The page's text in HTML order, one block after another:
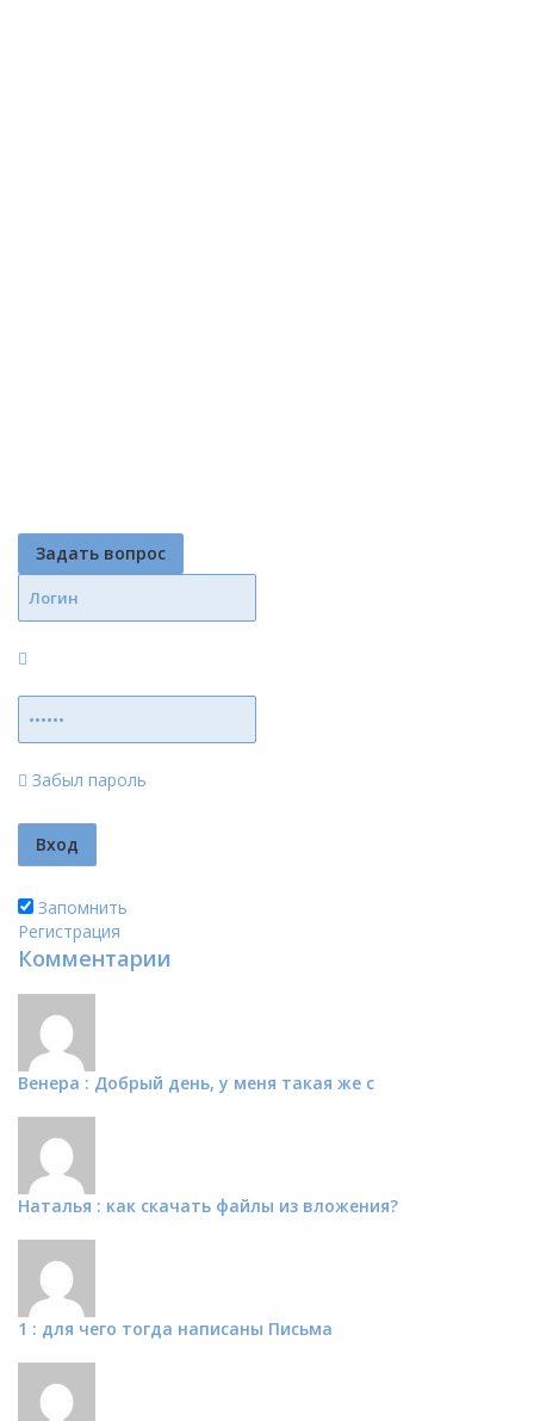
Задать вопрос
Забыл пароль
Запомнить
Регистрация
Комментарии
Венера : Добрый день, у меня такая же с
Наталья : как скачать файлы из вложения?
1 : для чего тогда написаны Письма